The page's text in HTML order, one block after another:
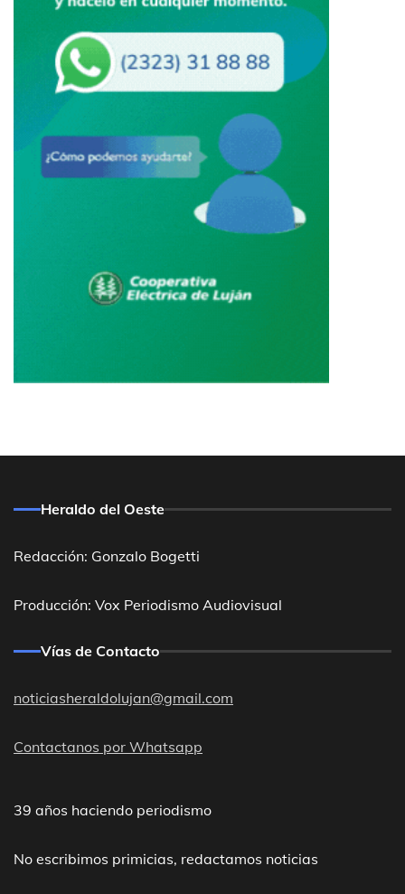
Heraldo del Oeste
Redacción: Gonzalo Bogetti
Producción: Vox Periodismo Audiovisual
Vías de Contacto
noticiasheraldolujan@gmail.com
Contactanos por Whatsapp
39 años haciendo periodismo
No escribimos primicias, redactamos noticias